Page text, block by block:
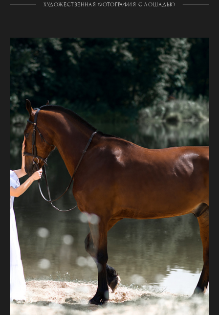
ХУДОЖЕСТВЕННАЯ ФОТОГРАФИЯ С ЛОШАДЬЮ